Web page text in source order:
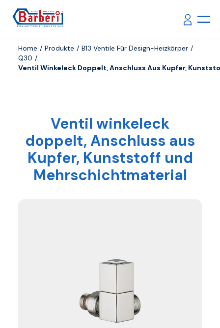
Home Produkte
B13 Ventile Für Design-Heizkörper
Q30
Ventil Winkeleck Doppelt, Anschluss Aus Kupfer,
Ventil winkeleck
doppelt, Anschluss aus
Kupfer, Kunststoff und
Mehrschichtmaterial